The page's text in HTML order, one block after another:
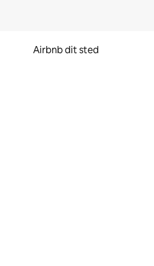
Airbnb dit sted